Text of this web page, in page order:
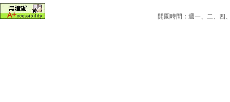
開園時間：週一、二、四